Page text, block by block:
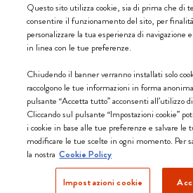
Svizzera (italiano)
Accettiamo
Moleskine ® è un marchio registrato di
Moleskine srl a socio unico - Via
Soc. €2.181.513,42
Questo sito utilizza cookie, sia di prima che di
consentire il funzionamento del sito, per
personalizzare la tua esperienza di navigazione
in linea con le tue preferenze.
Chiudendo il banner verranno installati solo
raccolgono le tue informazioni in forma
pulsante “Accetta tutto” acconsenti all’utilizzo
Cliccando sul pulsante “Impostazioni cookie”
i cookie in base alle tue preferenze e salvare le
modificare le tue scelte in ogni momento. Per
la nostra Cookie Policy
Impostazioni cookie